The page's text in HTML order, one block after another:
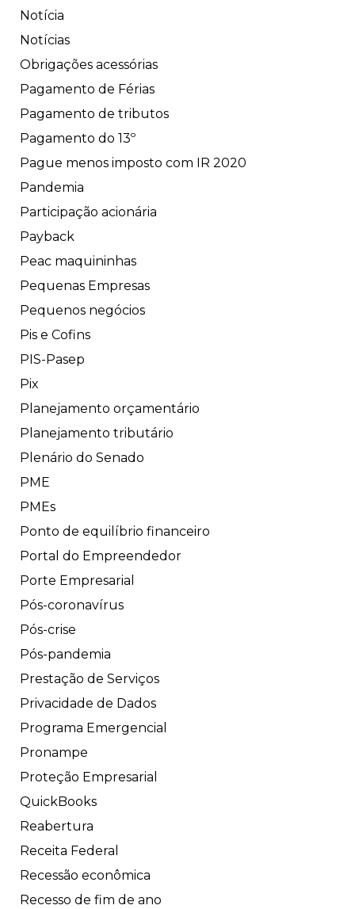
Notícia
Notícias
Obrigações acessórias
Pagamento de Férias
Pagamento de tributos
Pagamento do 13º
Pague menos imposto com IR 2020
Pandemia
Participação acionária
Payback
Peac maquininhas
Pequenas Empresas
Pequenos negócios
Pis e Cofins
PIS-Pasep
Pix
Planejamento orçamentário
Planejamento tributário
Plenário do Senado
PME
PMEs
Ponto de equilíbrio financeiro
Portal do Empreendedor
Porte Empresarial
Pós-coronavírus
Pós-crise
Pós-pandemia
Prestação de Serviços
Privacidade de Dados
Programa Emergencial
Pronampe
Proteção Empresarial
QuickBooks
Reabertura
Receita Federal
Recessão econômica
Recesso de fim de ano